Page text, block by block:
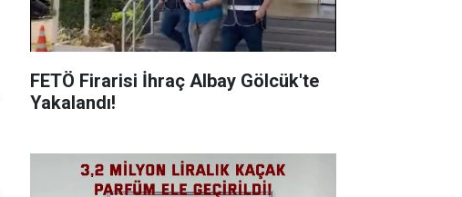
FETÖ Firarisi İhraç Albay Gölcük'te
Yakalandı! ​